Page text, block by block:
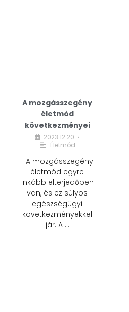
A mozgásszegény
életmód
következményei
2023.12.20. •
Életmód
A mozgásszegény
életmód egyre
inkább elterjedőben
van, és ez súlyos
egészségügyi
következményekkel
jár. A …